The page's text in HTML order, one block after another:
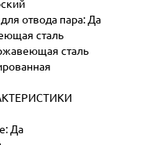
отвода пара: Да
сталь
сталь
Да